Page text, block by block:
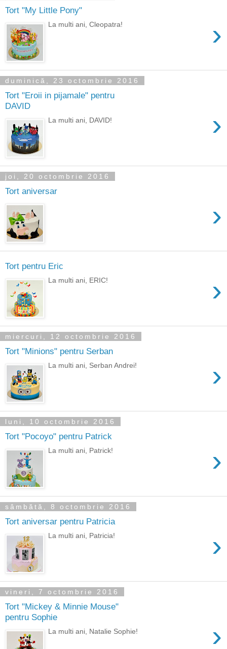
Tort "My Little Pony"
›
La multi ani, Cleopatra!
duminică, 23 octombrie 2016
Tort "Eroii in pijamale" pentru
DAVID
›
La multi ani, DAVID!
joi, 20 octombrie 2016
Tort aniversar
›
Tort pentru Eric
›
La multi ani, ERIC!
miercuri, 12 octombrie 2016
Tort "Minions" pentru Serban
›
La multi ani, Serban Andrei!
luni, 10 octombrie 2016
Tort "Pocoyo" pentru Patrick
›
La multi ani, Patrick!
sâmbătă, 8 octombrie 2016
Tort aniversar pentru Patricia
›
La multi ani, Patricia!
vineri, 7 octombrie 2016
Tort "Mickey & Minnie Mouse"
pentru Sophie
›
La multi ani, Natalie Sophie!